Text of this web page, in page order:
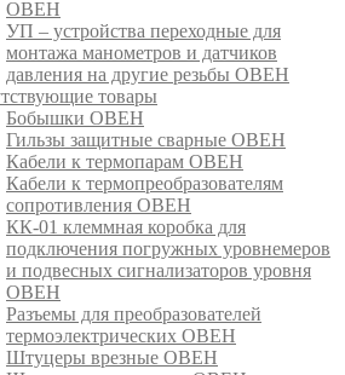
ОВЕН
УП – устройства переходные для
монтажа манометров и датчиков
давления на другие резьбы ОВЕН
товары
Бобышки ОВЕН
Гильзы защитные сварные ОВЕН
Кабели к термопарам ОВЕН
Кабели к термопреобразователям
сопротивления ОВЕН
КК-01 клеммная коробка для
подключения погружных уровнемеров
и подвесных сигнализаторов уровня
ОВЕН
Разъемы для преобразователей
термоэлектрических ОВЕН
Штуцеры врезные ОВЕН